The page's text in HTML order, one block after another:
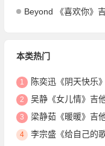
Beyond 《喜欢你》
本类热门
1 陈奕迅《阴天快乐
2 吴静《女儿情》吉
3 梁静茹《暖暖》吉
4 李宗盛《给自己的